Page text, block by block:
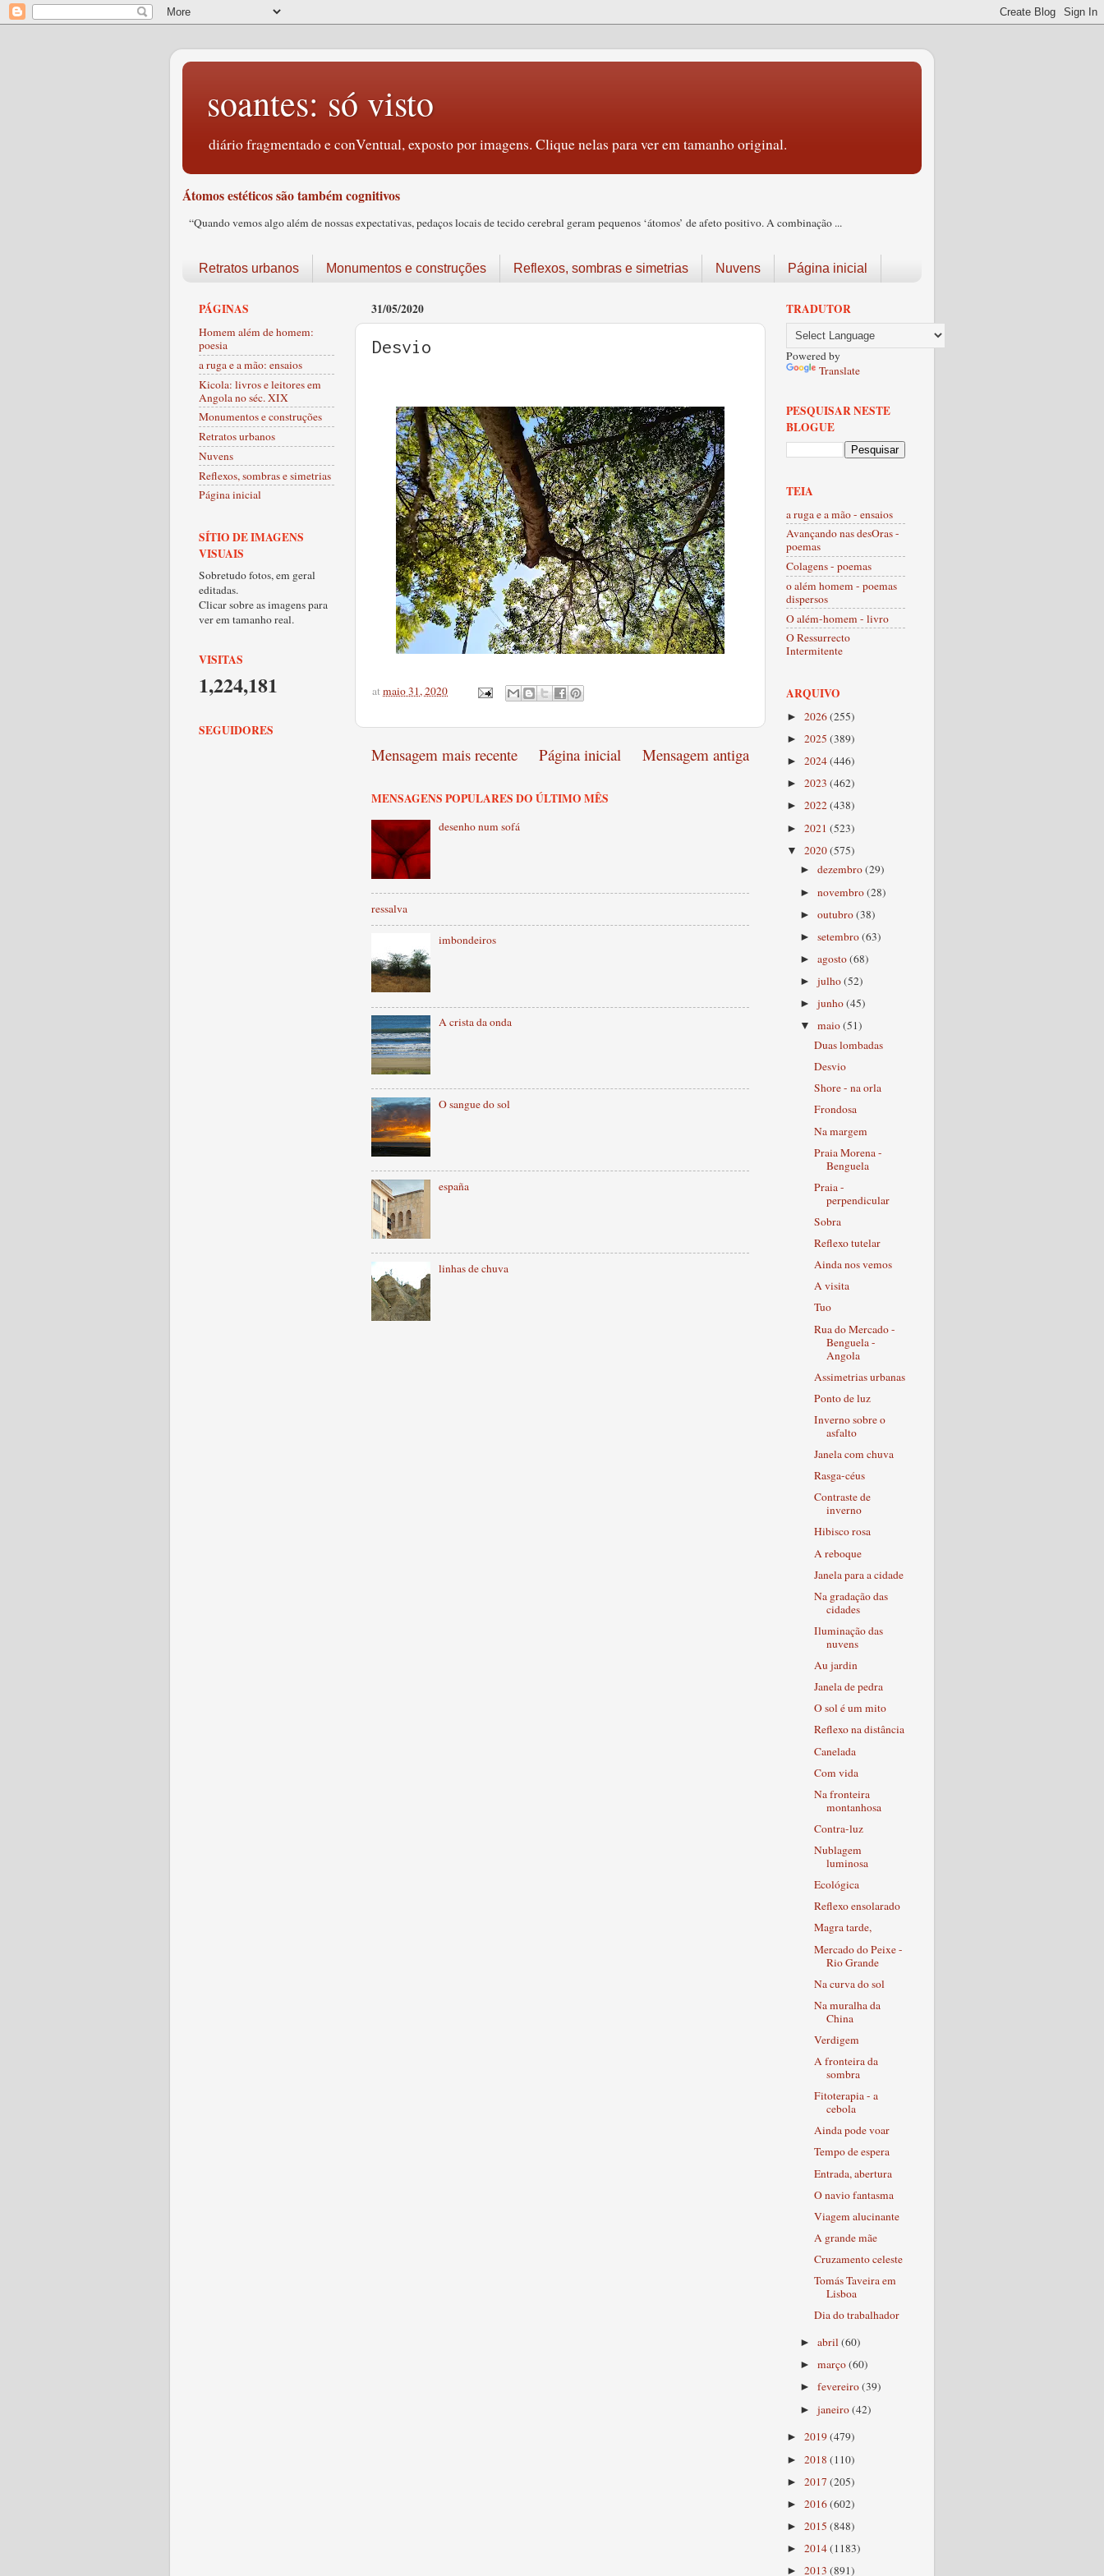
soantes: só visto
diário fragmentado e conVentual, exposto por imagens. Clique nelas para ver em tamanho original.
Átomos estéticos são também cognitivos
“Quando vemos algo além de nossas expectativas, pedaços locais de tecido cerebral geram pequenos ‘átomos’ de afeto positivo. A combinação ...
Retratos urbanos Monumentos e construções Reflexos, sombras e simetrias Nuvens Página inicial
31/05/2020
Desvio
atmaio 31, 2020
Mensagem mais recente Mensagem antiga
Página inicial
MENSAGENS POPULARES DO ÚLTIMO MÊS
desenho num sofá
ressalva
imbondeiros
A crista da onda
O sangue do sol
españa
linhas de chuva
PÁGINAS
Homem além de homem:
poesia
a ruga e a mão: ensaios
Kicola: livros e leitores em
Angola no séc. XIX
Monumentos e construções
Retratos urbanos
Nuvens
Reflexos, sombras e simetrias
Página inicial
SÍTIO DE IMAGENS
VISUAIS
Sobretudo fotos, em geral
editadas.
Clicar sobre as imagens para
ver em tamanho real.
VISITAS
1,224,181
SEGUIDORES
TRADUTOR
Powered by
Translate
PESQUISAR NESTE
BLOGUE
TEIA
a ruga e a mão - ensaios
Avançando nas desOras -
poemas
Colagens - poemas
o além homem - poemas
dispersos
O além-homem - livro
O Ressurrecto
Intermitente
ARQUIVO
► 2026(255)
► 2025 (389)
► 2024(446)
► 2023 (462)
► 2022(438)
► 2021 (523)
▼ 2020(575)
►dezembro(29)
►novembro(28)
►outubro(38)
►setembro(63)
►agosto(68)
►julho(52)
►junho(45)
▼maio(51)
Duas lombadas
Desvio
Shore - na orla
Frondosa
Na margem
Praia Morena -
Benguela
Praia -
perpendicular
Sobra
Reflexo tutelar
Ainda nos vemos
A visita
Tuo
Rua do Mercado -
Benguela -
Angola
Assimetrias urbanas
Ponto de luz
Inverno sobre o
asfalto
Janela com chuva
Rasga-céus
Contraste de
inverno
Hibisco rosa
A reboque
Janela para a cidade
Na gradação das
cidades
Iluminação das
nuvens
Au jardin
Janela de pedra
O sol é um mito
Reflexo na distância
Canelada
Com vida
Na fronteira
montanhosa
Contra-luz
Nublagem
luminosa
Ecológica
Reflexo ensolarado
Magra tarde,
Mercado do Peixe -
Rio Grande
Na curva do sol
Na muralha da
China
Verdigem
A fronteira da
sombra
Fitoterapia - a
cebola
Ainda pode voar
Tempo de espera
Entrada, abertura
O navio fantasma
Viagem alucinante
A grande mãe
Cruzamento celeste
Tomás Taveira em
Lisboa
Dia do trabalhador
►abril(60)
►março(60)
►fevereiro(39)
►janeiro(42)
► 2019(479)
► 2018 (110)
► 2017 (205)
► 2016(602)
► 2015 (848)
► 2014(1183)
► 2013 (891)